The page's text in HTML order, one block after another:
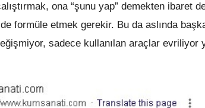
ona “şunu yap” demekten ibaret
formüle etmek gerekir. Bu da aslında
sadece kullanılan araçlar evriliyor